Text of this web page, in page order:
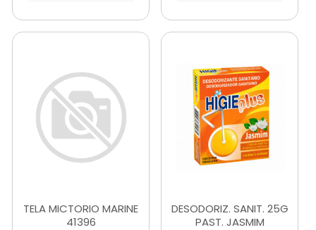
TELA MICTORIO MARINE
41396
DESODORIZ. SANIT. 25G
PAST. JASMIM